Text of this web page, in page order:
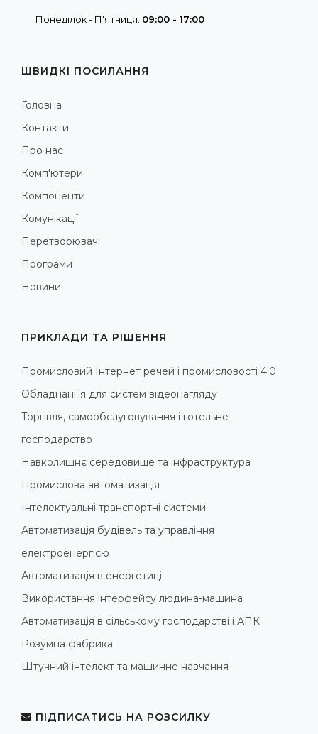
Понеділок - П'ятниця: 09:00 - 17:00
ШВИДКІ ПОСИЛАННЯ
Головна
Контакти
Про нас
Комп'ютери
Компоненти
Комунікації
Перетворювачі
Програми
Новини
ПРИКЛАДИ ТА РІШЕННЯ
Промисловий Інтернет речей і промисловості 4.0
Обладнання для систем відеонагляду
Торгівля, самообслуговування і готельне
господарство
Навколишнє середовище та інфраструктура
Промислова автоматизація
Інтелектуальні транспортні системи
Автоматизація будівель та управління
електроенергією
Автоматизація в енергетиці
Використання інтерфейсу людина-машина
Автоматизація в сільському господарстві і АПК
Розумна фабрика
Штучний інтелект та машинне навчання
ПІДПИСАТИСЬ НА РОЗСИЛКУ